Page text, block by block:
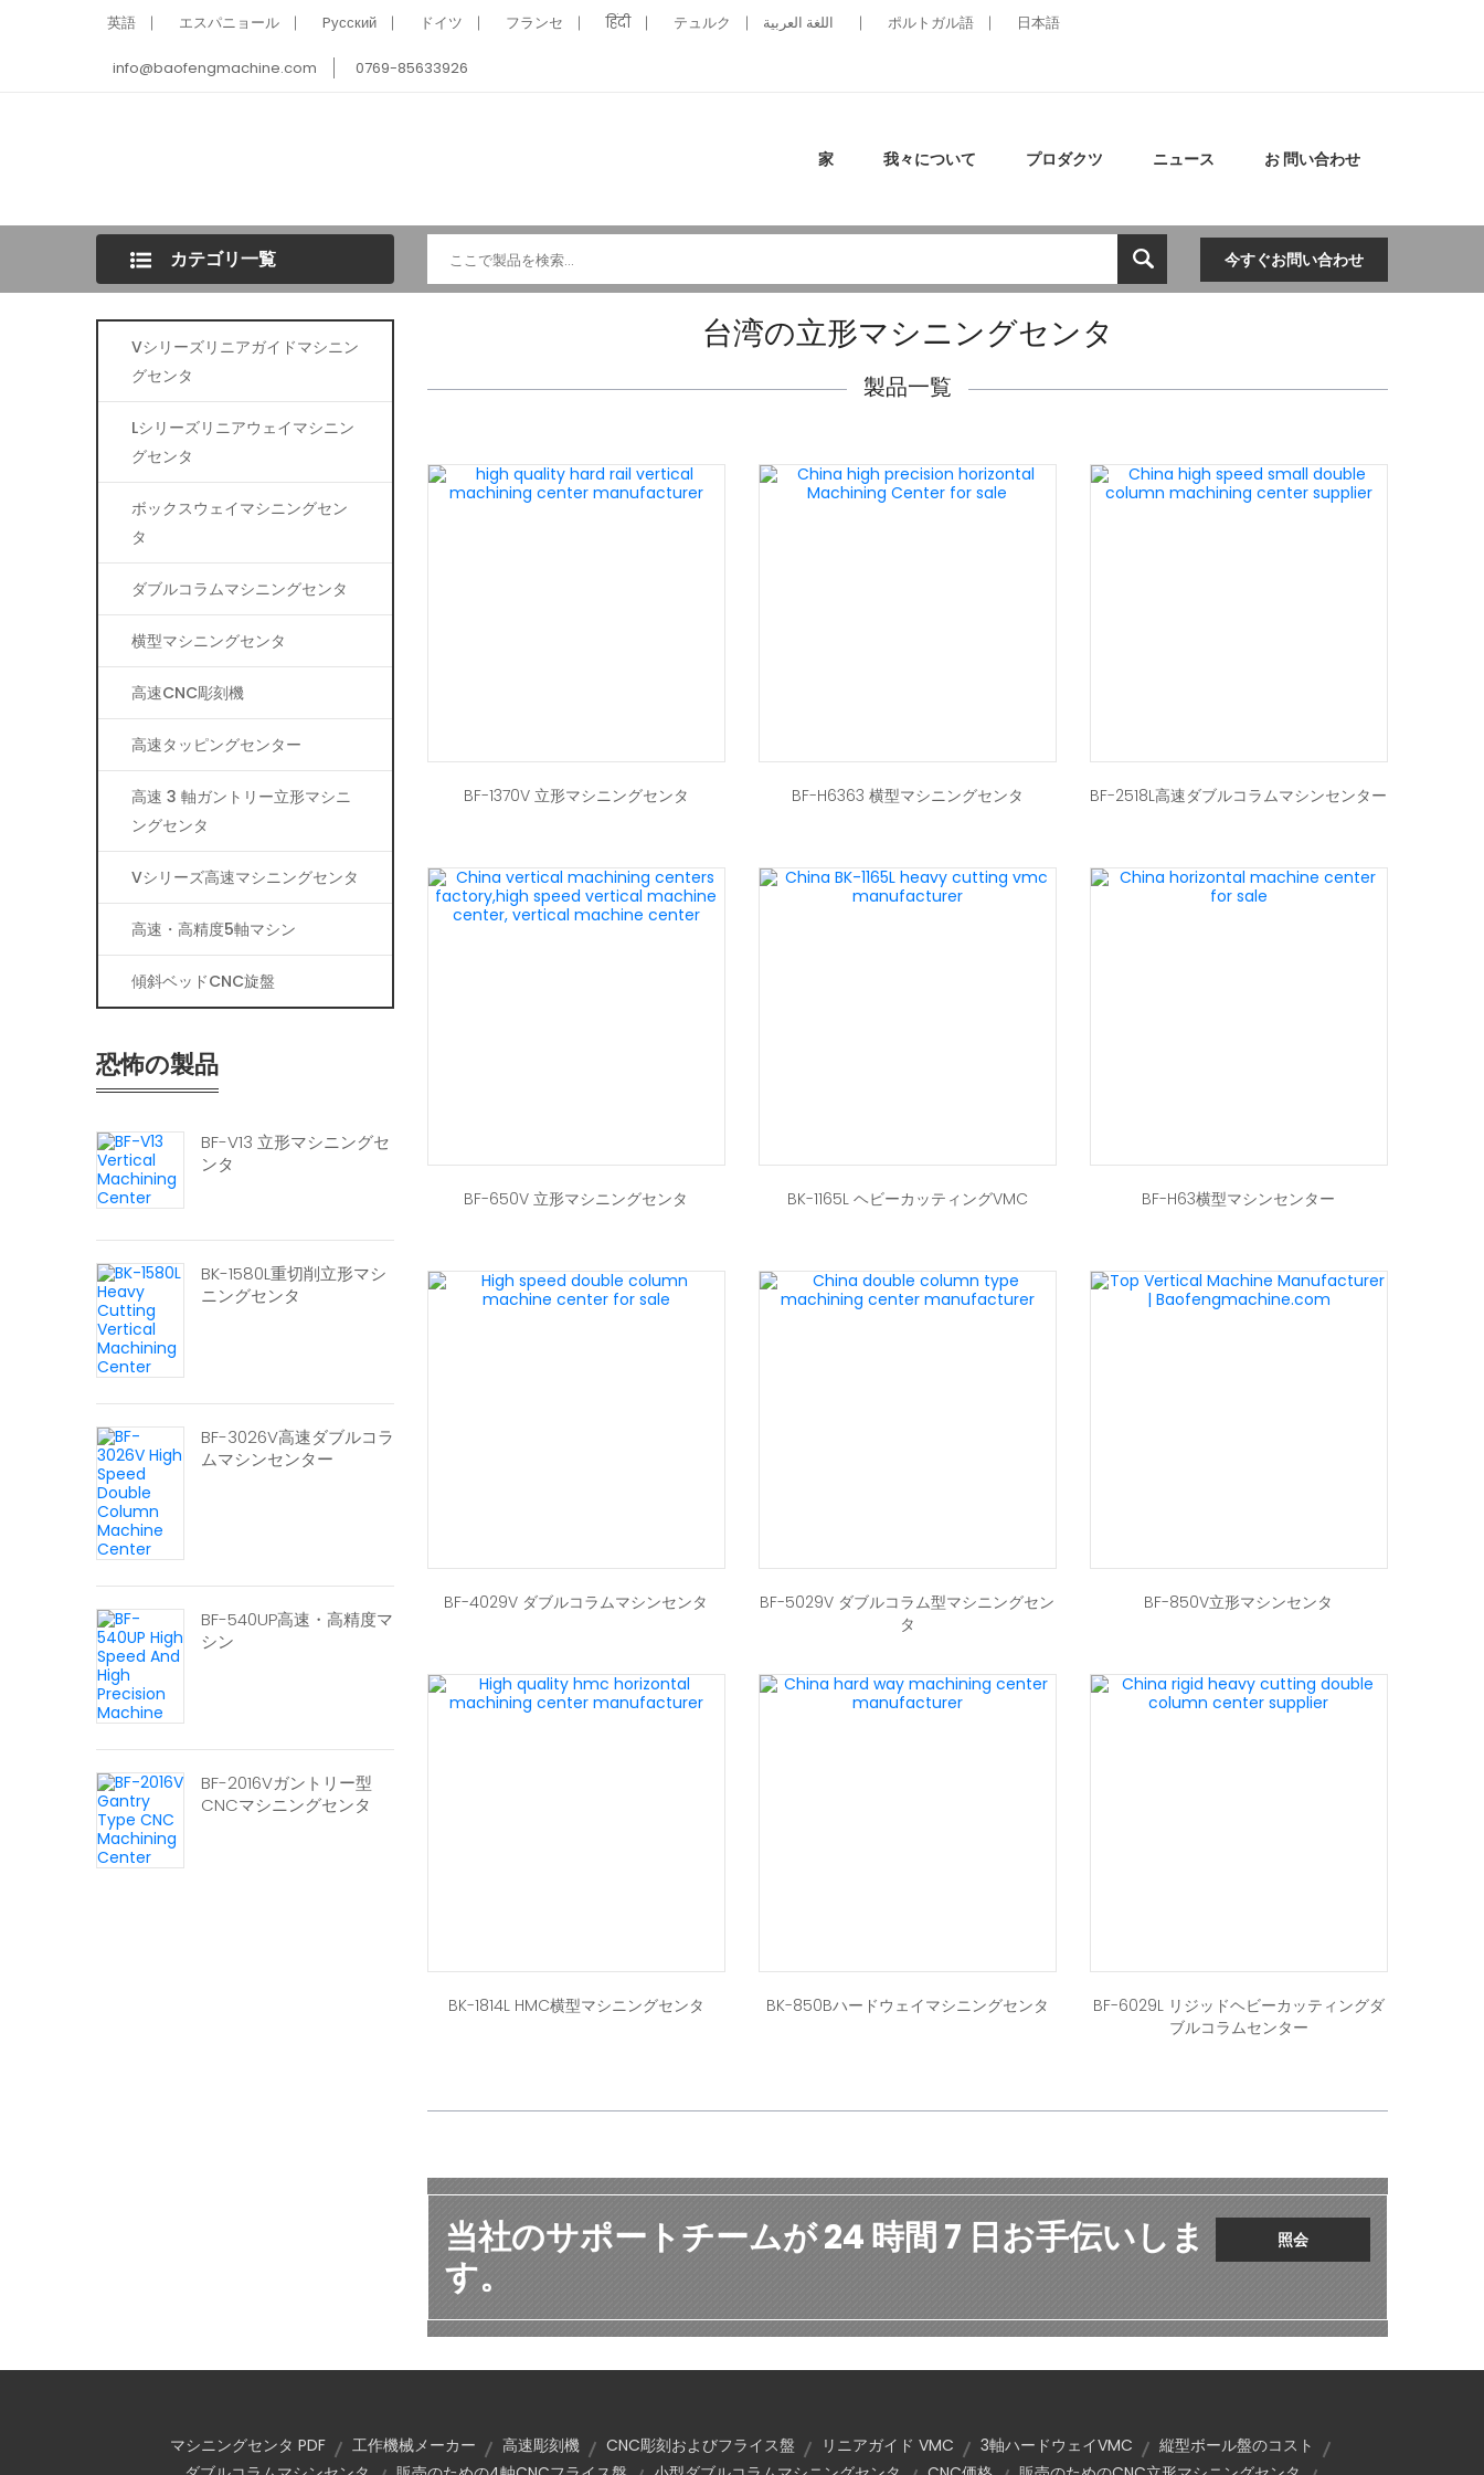
英語 エスパニョール Pусский ドイツ フランセ हिंदी テュルク اللغة العربية ポルトガル語 日本語
info@baofengmachine.com 0769-85633926
家 我々について プロダクツ ニュース お 問い合わせ
カテゴリ一覧 今すぐお問い合わせ
Vシリーズリニアガイドマシニン
グセンタ
Lシリーズリニアウェイマシニン
グセンタ
ボックスウェイマシニングセン
タ
ダブルコラムマシニングセンタ
横型マシニングセンタ
高速CNC彫刻機
高速タッピングセンター
高速 3 軸ガントリー立形マシニ
ングセンタ
Vシリーズ高速マシニングセンタ
高速・高精度5軸マシン
傾斜ベッドCNC旋盤
恐怖の製品
BF-V13 立形マシニングセ
ンタ
BK-1580L重切削立形マシ
ニングセンタ
BF-3026V高速ダブルコラ
ムマシンセンター
BF-540UP高速・高精度マ
シン
BF-2016Vガントリー型
CNCマシニングセンタ
台湾の立形マシニングセンタ
製品一覧
BF-1370V 立形マシニングセンタ BF-H6363 横型マシニングセンタ BF-2518L高速ダブルコラムマシンセンター
BF-650V 立形マシニングセンタ BK-1165L ヘビーカッティングVMC BF-H63横型マシンセンター
BF-4029V ダブルコラムマシンセンタ
BF-5029V ダブルコラム型マシニングセン
タ
BF-850V立形マシンセンタ
BK-1814L HMC横型マシニングセンタ BK-850Bハードウェイマシニングセンタ
BF-6029L リジッドヘビーカッティングダ
ブルコラムセンター
当社のサポートチームが 24 時間 7 日お手伝いしま
す。
照会
マシニングセンタ PDF 工作機械メーカー 高速彫刻機 CNC彫刻およびフライス盤 リニアガイド VMC 3軸ハードウェイVMC
縦型ボール盤のコスト